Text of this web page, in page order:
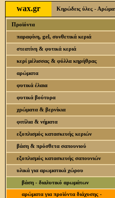
wax.gr Κηρώδεις ύλες -
Προϊόντα
παραφίνη, gel, συνθετικά κεριά
στεατίνη & φυτικά κεριά
κερί μέλισσας & φύλλα κηρήθρας
αρώματα
φυτικά έλαια
φυτικά βούτυρα
χρώματα & βερνίκια
φιτίλια & νήματα
εξοπλισμός κατασκευής κεριών
βάση & πρόσθετα σαπουνιού
εξοπλισμός κατασκευής σαπουνιών
υλικά για αρωματικά χώρου
βάση - διαλυτικό αρωμάτων
αρώματα για προϊόντα διάχυσης -